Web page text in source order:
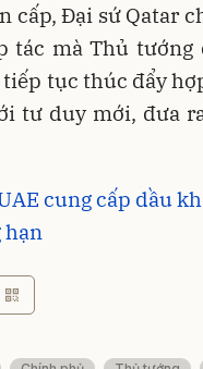
cấp, Đại sứ Qatar
tác mà Thủ tướng
tục thúc đẩy
tư duy mới, đưa
cung cấp dầu
hạn